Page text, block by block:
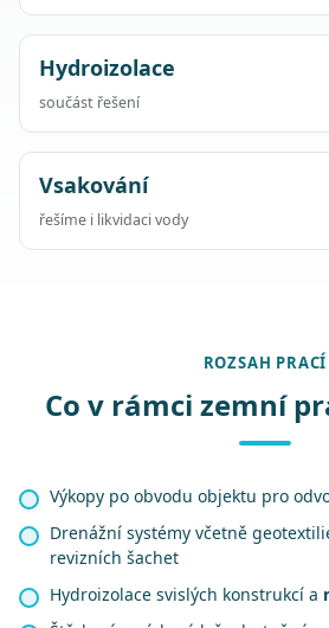
Hydroizolace
součást řešení
Vsakování
řešíme i likvidaci vody
ROZSAH PRACÍ
Co v rámci zemní
Výkopy po obvodu objektu pro
Drenážní systémy včetně
revizních šachet
Hydroizolace svislých konstrukcí a